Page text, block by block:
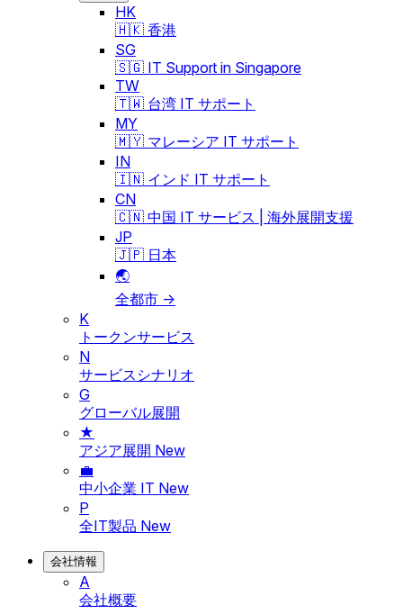
HK
🇭🇰 香港
SG
🇸🇬 IT Support in Singapore
TW
🇹🇼 台湾 IT サポート
MY
🇲🇾 マレーシア IT サポート
IN
🇮🇳 インド IT サポート
CN
🇨🇳 中国 IT サービス | 海外展開支援
JP
🇯🇵 日本
🌏
全都市 →
K
トークンサービス
N
サービスシナリオ
G
グローバル展開
★
アジア展開 New
💼
中小企業 IT New
P
全IT製品 New
会社情報
A
会社概要